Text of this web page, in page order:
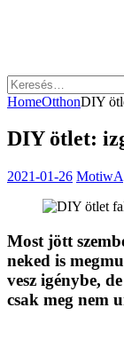
Keresés:
HomeOtthonDIY
DIY ötlet:
2021-01-26
Most jött
neked is
vesz igénybe,
csak meg nem